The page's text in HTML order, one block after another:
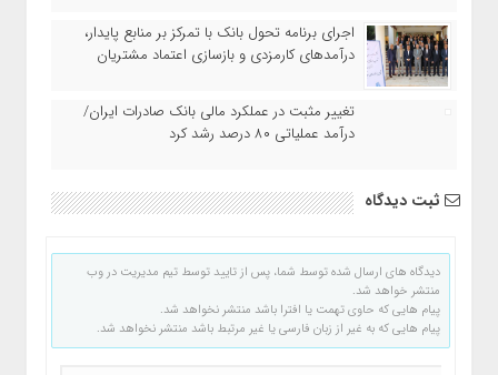
اجرای برنامه تحول بانک با تمرکز بر منابع پایدار،
درآمدهای کارمزدی و بازسازی اعتماد مشتریان
تغییر مثبت در عملکرد مالی بانک صادرات ایران/
درآمد عملیاتی ۸۰ درصد رشد کرد
ثبت دیدگاه
دیدگاه های ارسال شده توسط شما، پس از تایید توسط تیم مدیریت در وب
منتشر خواهد شد.
پیام هایی که حاوی تهمت یا افترا باشد منتشر نخواهد شد.
پیام هایی که به غیر از زبان فارسی یا غیر مرتبط باشد منتشر نخواهد شد.